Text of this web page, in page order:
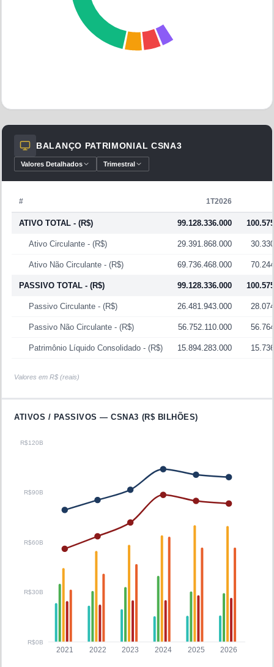
BALANÇO PATRIMONIAL CSNA3
Valores Detalhados Trimestral
# 1T2026
ATIVO TOTAL - (R$) 99.128.336.000
Ativo Circulante - (R$) 29.391.868.000
Ativo Não Circulante - (R$) 69.736.468.000
PASSIVO TOTAL - (R$) 99.128.336.000
Passivo Circulante - (R$) 26.481.943.000
Passivo Não Circulante - (R$) 56.752.110.000
Patrimônio Líquido Consolidado - (R$) 15.894.283.000
Valores em R$ (reais)
ATIVOS / PASSIVOS —CSNA3 (R$ BILHÕES)
2021 2022 2023 2024 2025 2026
R$0B
R$30B
R$60B
R$90B
R$120B